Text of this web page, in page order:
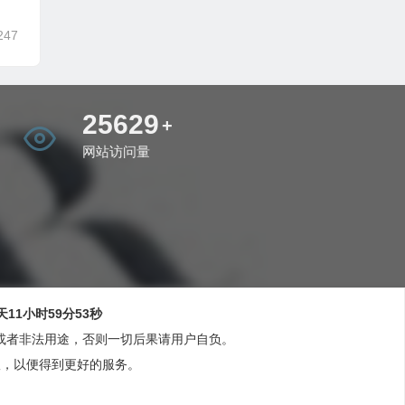
31842 +
网站访问量
11小时59分54秒
非法用途，否则一切后果请用户自负。
以便得到更好的服务。